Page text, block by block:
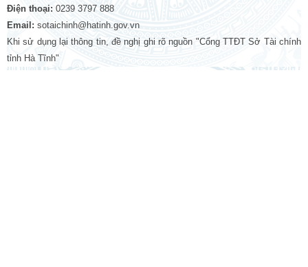
Điện thoại: 0239 3797 888
Email: sotaichinh@hatinh.gov.vn
Khi sử dụng lại thông tin, đề nghị ghi rõ nguồn "Cổng TTĐT Sở Tài chính
tỉnh Hà Tĩnh"